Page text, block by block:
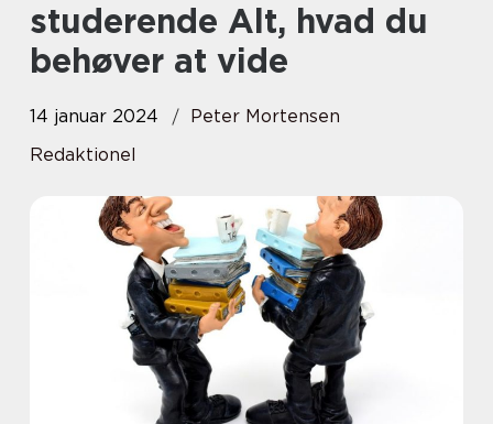
studerende Alt, hvad du
behøver at vide
14 januar 2024
Peter Mortensen
Redaktionel